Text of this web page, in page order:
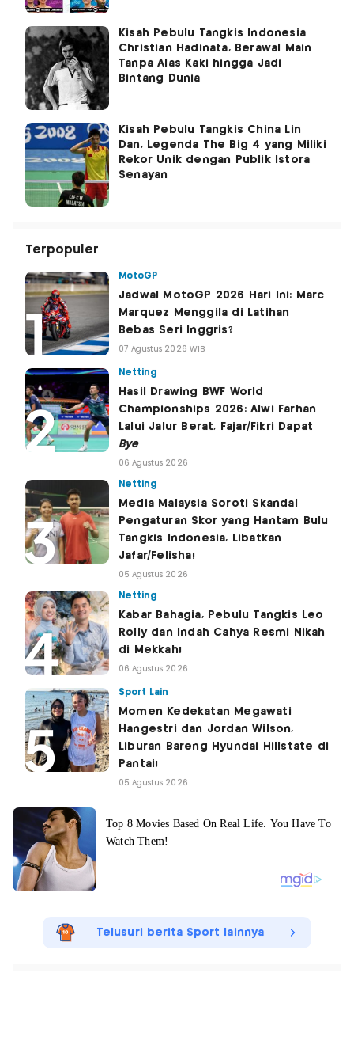
Kisah Pebulu Tangkis Indonesia
Christian Hadinata, Berawal Main
Tanpa Alas Kaki hingga Jadi
Bintang Dunia
Kisah Pebulu Tangkis China Lin
Dan, Legenda The Big 4 yang Miliki
Rekor Unik dengan Publik Istora
Senayan
Terpopuler
MotoGP
Jadwal MotoGP 2026 Hari Ini: Marc
Marquez Menggila di Latihan
Bebas Seri Inggris?
07 Agustus 2026 WIB
Netting
Hasil Drawing BWF World
Championships 2026: Alwi Farhan
Lalui Jalur Berat, Fajar/Fikri Dapat
Bye
06 Agustus 2026
Netting
Media Malaysia Soroti Skandal
Pengaturan Skor yang Hantam Bulu
Tangkis Indonesia, Libatkan
Jafar/Felisha!
05 Agustus 2026
Netting
Kabar Bahagia, Pebulu Tangkis Leo
Rolly dan Indah Cahya Resmi Nikah
di Mekkah!
06 Agustus 2026
Sport Lain
Momen Kedekatan Megawati
Hangestri dan Jordan Wilson,
Liburan Bareng Hyundai Hillstate di
Pantai!
05 Agustus 2026
Telusuri berita Sport lainnya